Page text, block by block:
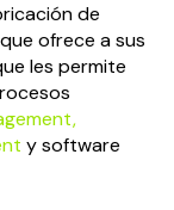
de
ofrece a sus
les permite
y software